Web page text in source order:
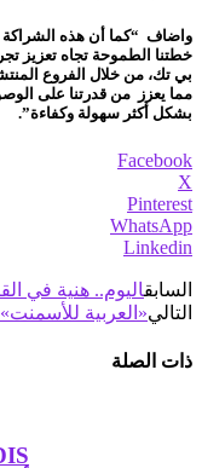
واضاف “كما أن هذه الشراكة
خطتنا الطموحة تجاه تعزيز
بي تك، من خلال الفروع
مما يعزز من قدرتنا على
بشكل أكثر سهولة وكفاءة”.
Facebook
X
Pinterest
WhatsApp
Linkedin
السابقاليوم.. هنية في
التالي«العربية
ذات الصلة